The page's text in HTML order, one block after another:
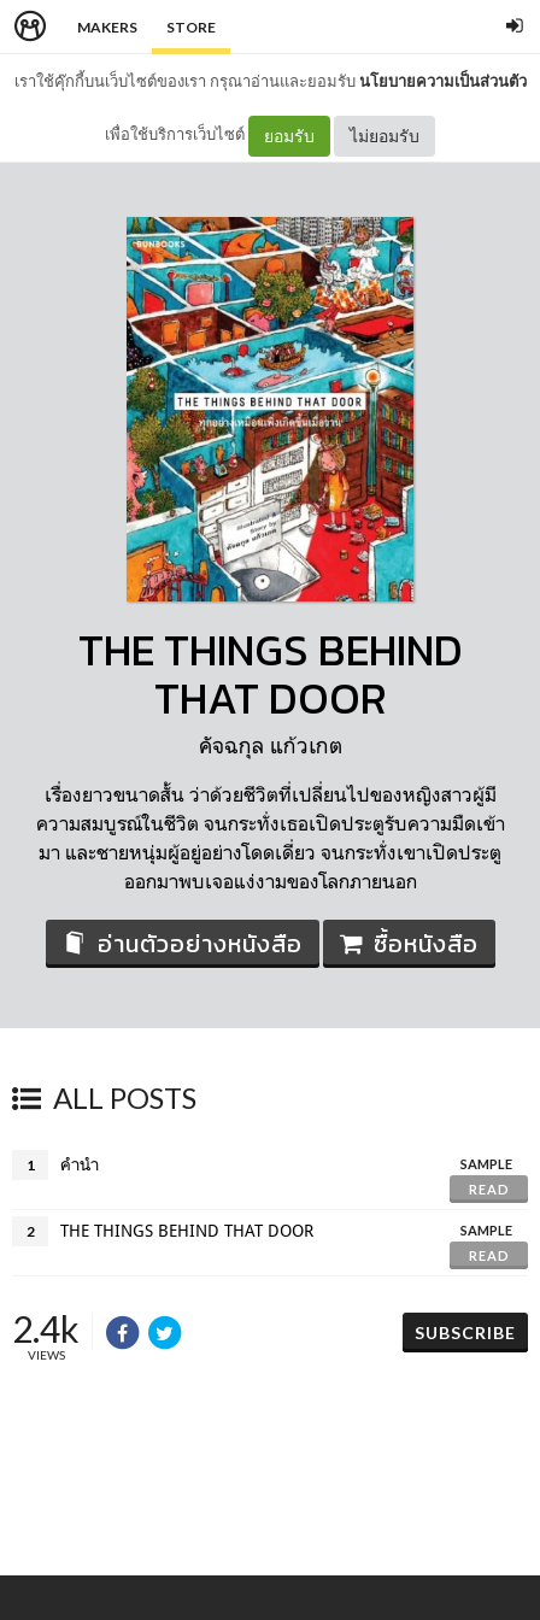
MAKERS STORE
เราใช้คุ๊กกี้บนเว็บไซต์ของเรา กรุณาอ่านและยอมรับนโยบายความเป็นส่วนตัว
เพื่อใช้บริการเว็บไซต์ ยอมรับ ไม่ยอมรับ
THE THINGS BEHIND
THAT DOOR
คัจฉกุล แก้วเกต
เรื่องยาวขนาดสั้น ว่าด้วยชีวิตที่เปลี่ยนไปของหญิงสาวผู้มี
ความสมบูรณ์ในชีวิต จนกระทั่งเธอเปิดประตูรับความมืดเข้า
มา และชายหนุ่มผู้อยู่อย่างโดดเดี่ยว จนกระทั่งเขาเปิดประตู
ออกมาพบเจอแง่งามของโลกภายนอก
อ่านตัวอย่างหนังสือ ซื้อหนังสือ
ALL POSTS
1 คำนำ
SAMPLE
READ
2 THE THINGS BEHIND THAT DOOR
SAMPLE
READ
2.4k
VIEWS
SUBSCRIBE